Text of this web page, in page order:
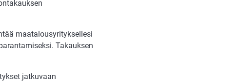
maatalousyrityksellesi
Takauksen
jatkuvaan